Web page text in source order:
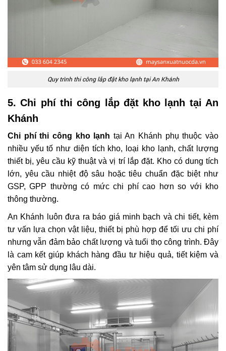
Quy trình thi công lắp đặt kho lạnh tại An Khánh
5. Chi phí thi công lắp đặt kho lạnh tại An
Khánh
Chi phí thi công kho lạnh tại An Khánh phụ thuộc vào
nhiều yếu tố như diện tích kho, loại kho lạnh, chất lượng
thiết bị, yêu cầu kỹ thuật và vị trí lắp đặt. Kho có dung tích
lớn, yêu cầu nhiệt độ sâu hoặc tiêu chuẩn đặc biệt như
GSP, GPP thường có mức chi phí cao hơn so với kho
thông thường.
An Khánh luôn đưa ra báo giá minh bạch và chi tiết, kèm
tư vấn lựa chọn vật liệu, thiết bị phù hợp để tối ưu chi phí
nhưng vẫn đảm bảo chất lượng và tuổi thọ công trình. Đây
là cam kết giúp khách hàng đầu tư hiệu quả, tiết kiệm và
yên tâm sử dụng lâu dài.